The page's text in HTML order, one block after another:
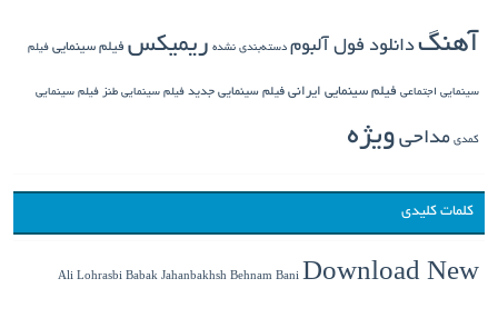
آهنگدانلود فول آلبوم دسته‌بندی نشده ریمیکس فیلم سینمایی فیلم
سینمایی اجتماعی فیلم سینمایی ایرانی فیلم سینمایی جدید فیلم سینمایی طنز فیلم سینمایی
کمدی مداحی ویژه
کلمات کلیدی
Ali Lohrasbi Babak Jahanbakhsh Behnam Bani Download New